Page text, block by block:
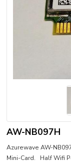
AW-NB097H
Azurewave AW-
Mini-Card. Half Wifi